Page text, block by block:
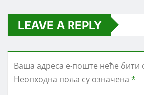
LEAVE A REPLY
Ваша адреса е-поште неће бити
Неопходна поља су означена *